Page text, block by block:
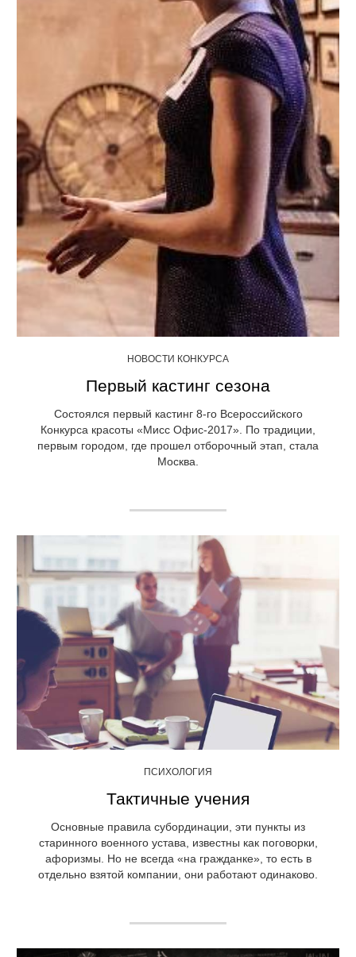
НОВОСТИ КОНКУРСА
Первый кастинг сезона
Состоялся первый кастинг 8-го Всероссийского
Конкурса красоты «Мисс Офис-2017». По традиции,
первым городом, где прошел отборочный этап, стала
Москва.
ПСИХОЛОГИЯ
Тактичные учения
Основные правила субординации, эти пункты из
старинного военного устава, известны как поговорки,
афоризмы. Но не всегда «на гражданке», то есть в
отдельно взятой компании, они работают одинаково.